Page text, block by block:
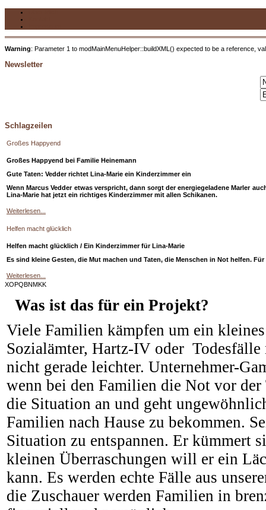
Warning: Parameter 1 to modMainMenuHelper::buildXML() expected to be a reference,
Newsletter
Schlagzeilen
Großes Happyend
Großes Happyend bei Familie Heinemann
Gute Taten: Vedder richtet Lina-Marie ein Kinderzimmer ein
Wenn Marcus Vedder etwas verspricht, dann sorgt der energiegeladene Marler
Lina-Marie hat jetzt ein richtiges Kinderzimmer mit allen Schikanen.
Weiterlesen...
Helfen macht glücklich
Helfen macht glücklich / Ein Kinderzimmer für Lina-Marie
Es sind kleine Gesten, die Mut machen und Taten, die Menschen in Not helfen.
Weiterlesen...
XOPQBNMKK
Was ist das für ein Projekt?
Viele Familien kämpfen um ein
Sozialämter, Hartz-IV oder Todesfälle
nicht gerade leichter. Unternehmer-
wenn bei den Familien die Not vor
die Situation an und geht
Familien nach Hause zu bekommen.
Situation zu entspannen. Er kümmert
kleinen Überraschungen will er ein
kann. Es werden echte Fälle aus
die Zuschauer werden Familien in